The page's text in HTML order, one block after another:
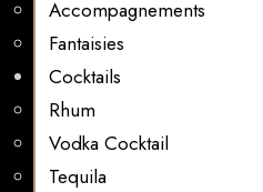
Accompagnements
Fantaisies
Cocktails
Rhum
Vodka Cocktail
Tequila